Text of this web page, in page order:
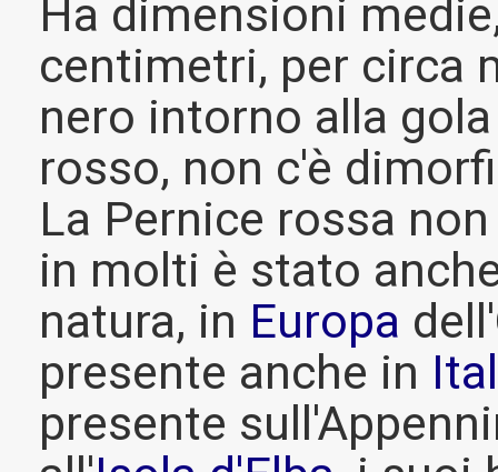
Ha dimensioni
centimetri, per circa
nero intorno alla
rosso, non c'è
La Pernice rossa
in molti è stato
natura, in Europa
presente anche in
presente